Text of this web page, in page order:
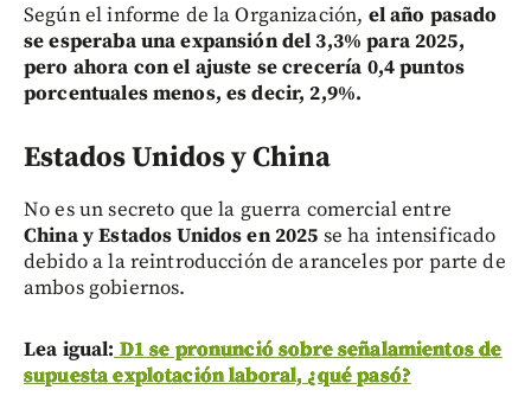
Según el informe de la Organización, el año pasado
se esperaba una expansión del 3,3% para 2025,
pero ahora con el ajuste se crecería 0,4 puntos
porcentuales menos, es decir, 2,9%.
Estados Unidos y China
No es un secreto que la guerra comercial entre
China y Estados Unidos en 2025 se ha intensificado
debido a la reintroducción de aranceles por parte de
ambos gobiernos.
Lea igual: D1 se pronunció sobre señalamientos de
supuesta explotación laboral, ¿qué pasó?